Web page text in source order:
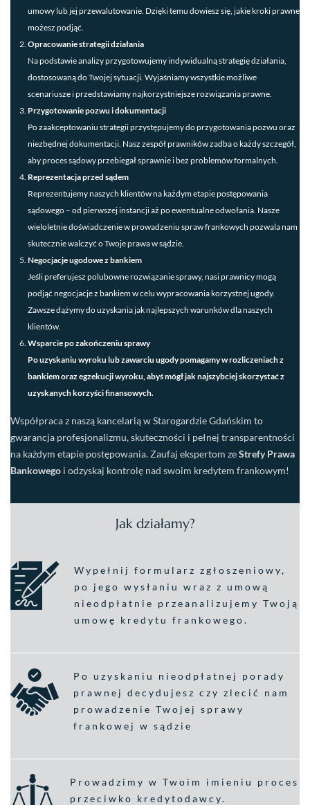
umowy lub jej przewalutowanie. Dzięki temu dowiesz się, jakie kroki prawne
możesz podjąć.
Opracowanie strategii działania
Na podstawie analizy przygotowujemy indywidualną strategię działania,
dostosowaną do Twojej sytuacji. Wyjaśniamy wszystkie możliwe
scenariusze i przedstawiamy najkorzystniejsze rozwiązania prawne.
Przygotowanie pozwu i dokumentacji
Po zaakceptowaniu strategii przystępujemy do przygotowania pozwu oraz
niezbędnej dokumentacji. Nasz zespół prawników zadba o każdy szczegół,
aby proces sądowy przebiegał sprawnie i bez problemów formalnych.
Reprezentacja przed sądem
Reprezentujemy naszych klientów na każdym etapie postępowania
sądowego – od pierwszej instancji aż po ewentualne odwołania. Nasze
wieloletnie doświadczenie w prowadzeniu spraw frankowych pozwala nam
skutecznie walczyć o Twoje prawa w sądzie.
Negocjacje ugodowe z bankiem
Jeśli preferujesz polubowne rozwiązanie sprawy, nasi prawnicy mogą
podjąć negocjacje z bankiem w celu wypracowania korzystnej ugody.
Zawsze dążymy do uzyskania jak najlepszych warunków dla naszych
klientów.
Wsparcie po zakończeniu sprawy
Po uzyskaniu wyroku lub zawarciu ugody pomagamy w rozliczeniach z
bankiem oraz egzekucji wyroku, abyś mógł jak najszybciej skorzystać z
uzyskanych korzyści finansowych.
Współpraca z naszą kancelarią w Starogardzie Gdańskim to
gwarancja profesjonalizmu, skuteczności i pełnej transparentności
na każdym etapie postępowania. Zaufaj ekspertom zeStrefy Prawa
Bankowego i odzyskaj kontrolę nad swoim kredytem frankowym!
Jak działamy?
Wypełnij formularz zgłoszeniowy,
po jego wysłaniu wraz z umową
nieodpłatnie przeanalizujemy Twoją
umowę kredytu frankowego.
Po uzyskaniu nieodpłatnej porady
prawnej decydujesz czy zlecić nam
prowadzenie Twojej sprawy
frankowej w sądzie
Prowadzimy w Twoim imieniu proces
przeciwko kredytodawcy.